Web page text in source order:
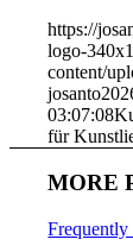
https://
logo-
content/
josanto
03:07:08
für
MORE
Frequently